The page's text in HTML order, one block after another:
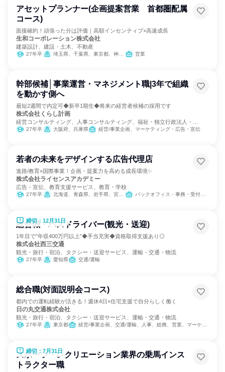
アセットプランナー(企画提案営業 首都圏配属
コース)
面接確約！頑張った分は評価｜高額インセンティブ×高速成長
生和コーポレーション株式会社
建築設計、建設・土木、不動産
27年卒 埼玉県、千葉県、東京都、神奈川県 営業
幹部候補│事業運営・マネジメント職|3年で組織
を動かす側へ
最短2週間で内定可◆新卒1期生◆将来の経営者候補の採用です
株式会社くらし計画
経営コンサルティング、人事コンサルティング、福祉・独立行政法人・
NGO・NPO
27年卒 大阪府、兵庫県 経営/事業企画、マーケティング・広告・宣伝
若者の未来をデザインする広告代理店
進路/教育×国際事業！企画・提案力を高める成長環境✨
株式会社ライセンスアカデミー
広告・宣伝、教育支援サービス、教育・学校
27年卒 北海道、青森県、岩手県、宮城県、秋田県、山形県、福島県、茨城県、栃木県、群馬県、埼玉県、千葉県、東京都、神奈川県、新潟県、富山県、石川県、福井県、山梨県、長野県、岐阜県、静岡県、愛知県、三重県、滋賀県、京都府、大阪府、兵庫県、奈良県、和歌山県、鳥取県、島根県、岡山県、広島県、山口県、徳島県、香川県、愛媛県、高知県、福岡県、佐賀県、長崎県、熊本県、大分県、宮崎県、鹿児島県、沖縄県 バックオフィス・事務・受付、営業、出版/メディア/芸能/エンタメ専門職
締切：12月31日
総合職・バスドライバー(観光・送迎)
1年目で”年収400万円以上”◆手当充実◆資格取得支援あり◎
株式会社西三交通
観光・旅行・宿泊、タクシー・送迎サービス、運輸・交通・物流
27年卒 愛知県 交通/運輸
総合職(対面説明会コース)
都内での運転経験が活きる！週休4日×住宅支援で自分らしく働く
日の丸交通株式会社
観光・旅行・宿泊、タクシー・送迎サービス、運輸・交通・物流
27年卒 東京都 経営/事業企画、交通/運輸、人事、総務、営業、マーケティング・広告・宣伝
締切：7月31日
スポーツ・レクリエーション業界の乗馬インス
トラクター職